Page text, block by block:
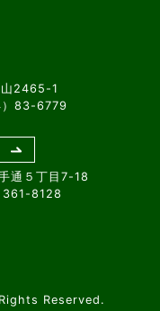
2465-1
83-6779
通５丁目7-18
8128
Reserved.